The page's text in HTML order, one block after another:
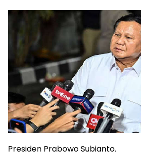
Presiden Prabowo Subianto.